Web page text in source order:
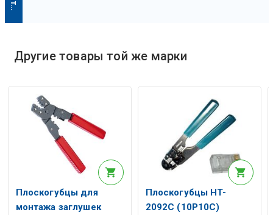
Описание искусственного интеллектаДругие товары той же марки
Плоскогубцы для
монтажа заглушек
Плоскогубцы HT-
2092C (10P10C)